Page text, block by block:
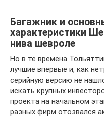
Багажник и
характеристики
нива шевроле
Но в те времена
лучшие впервые и, как
серийную версию не
искать крупных
проекта на начальном
разных фирм отозвался